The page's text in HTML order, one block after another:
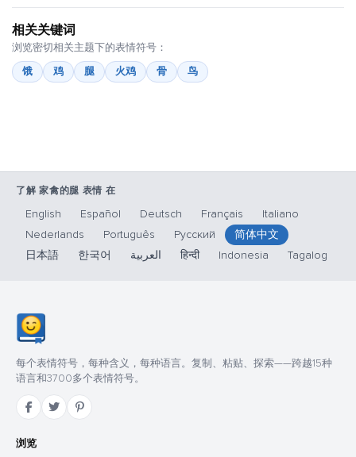
相关关键词
浏览密切相关主题下的表情符号：
饿
鸡 腿 火鸡 骨 鸟
了解 家禽的腿 表情 在
English Español Deutsch Français
Italiano
Nederlands
Português Русский
简体中文
日本語
한국어 العربية हिन्दी Indonesia Tagalog
每个表情符号，每种含义，每种语言。复制、粘贴、探索——跨越15种
语言和3700多个表情符号。
浏览